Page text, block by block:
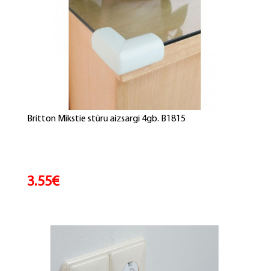
Britton Mīkstie stūru aizsargi 4gb. B1815
3.55€